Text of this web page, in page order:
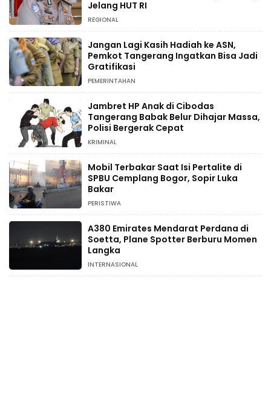
Jelang HUT RI
REGIONAL
Jangan Lagi Kasih Hadiah ke ASN,
Pemkot Tangerang Ingatkan Bisa Jadi
Gratifikasi
PEMERINTAHAN
Jambret HP Anak di Cibodas
Tangerang Babak Belur Dihajar Massa,
Polisi Bergerak Cepat
KRIMINAL
Mobil Terbakar Saat Isi Pertalite di
SPBU Cemplang Bogor, Sopir Luka
Bakar
PERISTIWA
A380 Emirates Mendarat Perdana di
Soetta, Plane Spotter Berburu Momen
Langka
INTERNASIONAL